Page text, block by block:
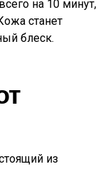
на 10 минут,
станет
блеск.
из